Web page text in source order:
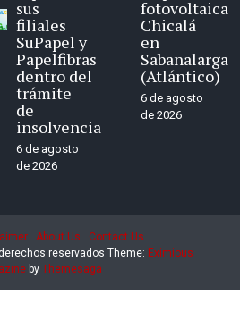
sus
filiales
SuPapel y
Papelfibras
dentro del
trámite
de
insolvencia
6 de agosto
de 2026
fotovoltaica
Chicalá
en
Sabanalarga
(Atlántico)
6 de agosto
de 2026
About Us
Contact Us
reservados Theme: Eximious
by Themesaga